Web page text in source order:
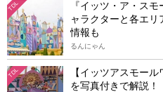
TDL
『イッツ・ア・ス
ャラクターと各エ
情報も
るんにゃん
TDL
【イッツアスモー
を写真付きで解説！